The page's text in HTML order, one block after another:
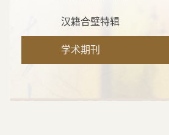
汉籍合璧特辑
学术期刊